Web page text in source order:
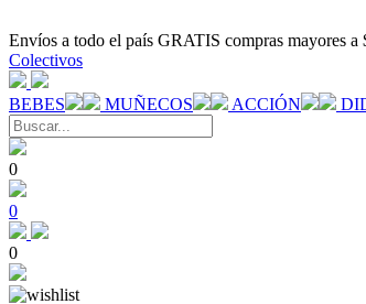
Envíos a todo el país GRATIS compras mayores a
Colectivos
BEBES MUÑECOS ACCIÓN
0
0
0